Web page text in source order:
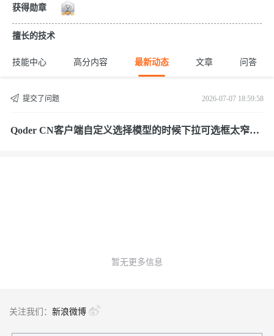
获得勋章
擅长的技术
技能中心 高分内容 最新动态 文章 问答
提交了问题 2026-07-07 18:59:58
Qoder CN客户端自定义选择模型的时候下拉可选框太窄
暂无更多信息
关注我们： 新浪微博